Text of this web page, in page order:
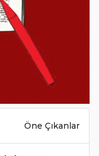
Öne Çıkanlar